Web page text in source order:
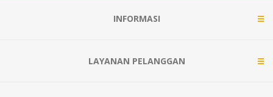
INFORMASI
LAYANAN PELANGGAN